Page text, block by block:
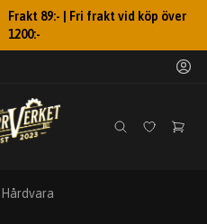
Frakt 89:- | Fri frakt vid köp över
1200:-
Hårdvara